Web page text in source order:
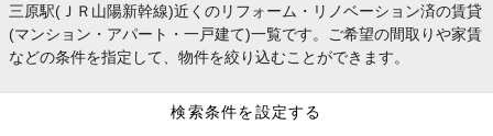
三原駅(ＪＲ山陽新幹線)近くのリフォーム・リノベーション済の賃貸
(マンション・アパート・一戸建て)一覧です。ご希望の間取りや家賃
などの条件を指定して、物件を絞り込むことができます。
検索条件を設定する